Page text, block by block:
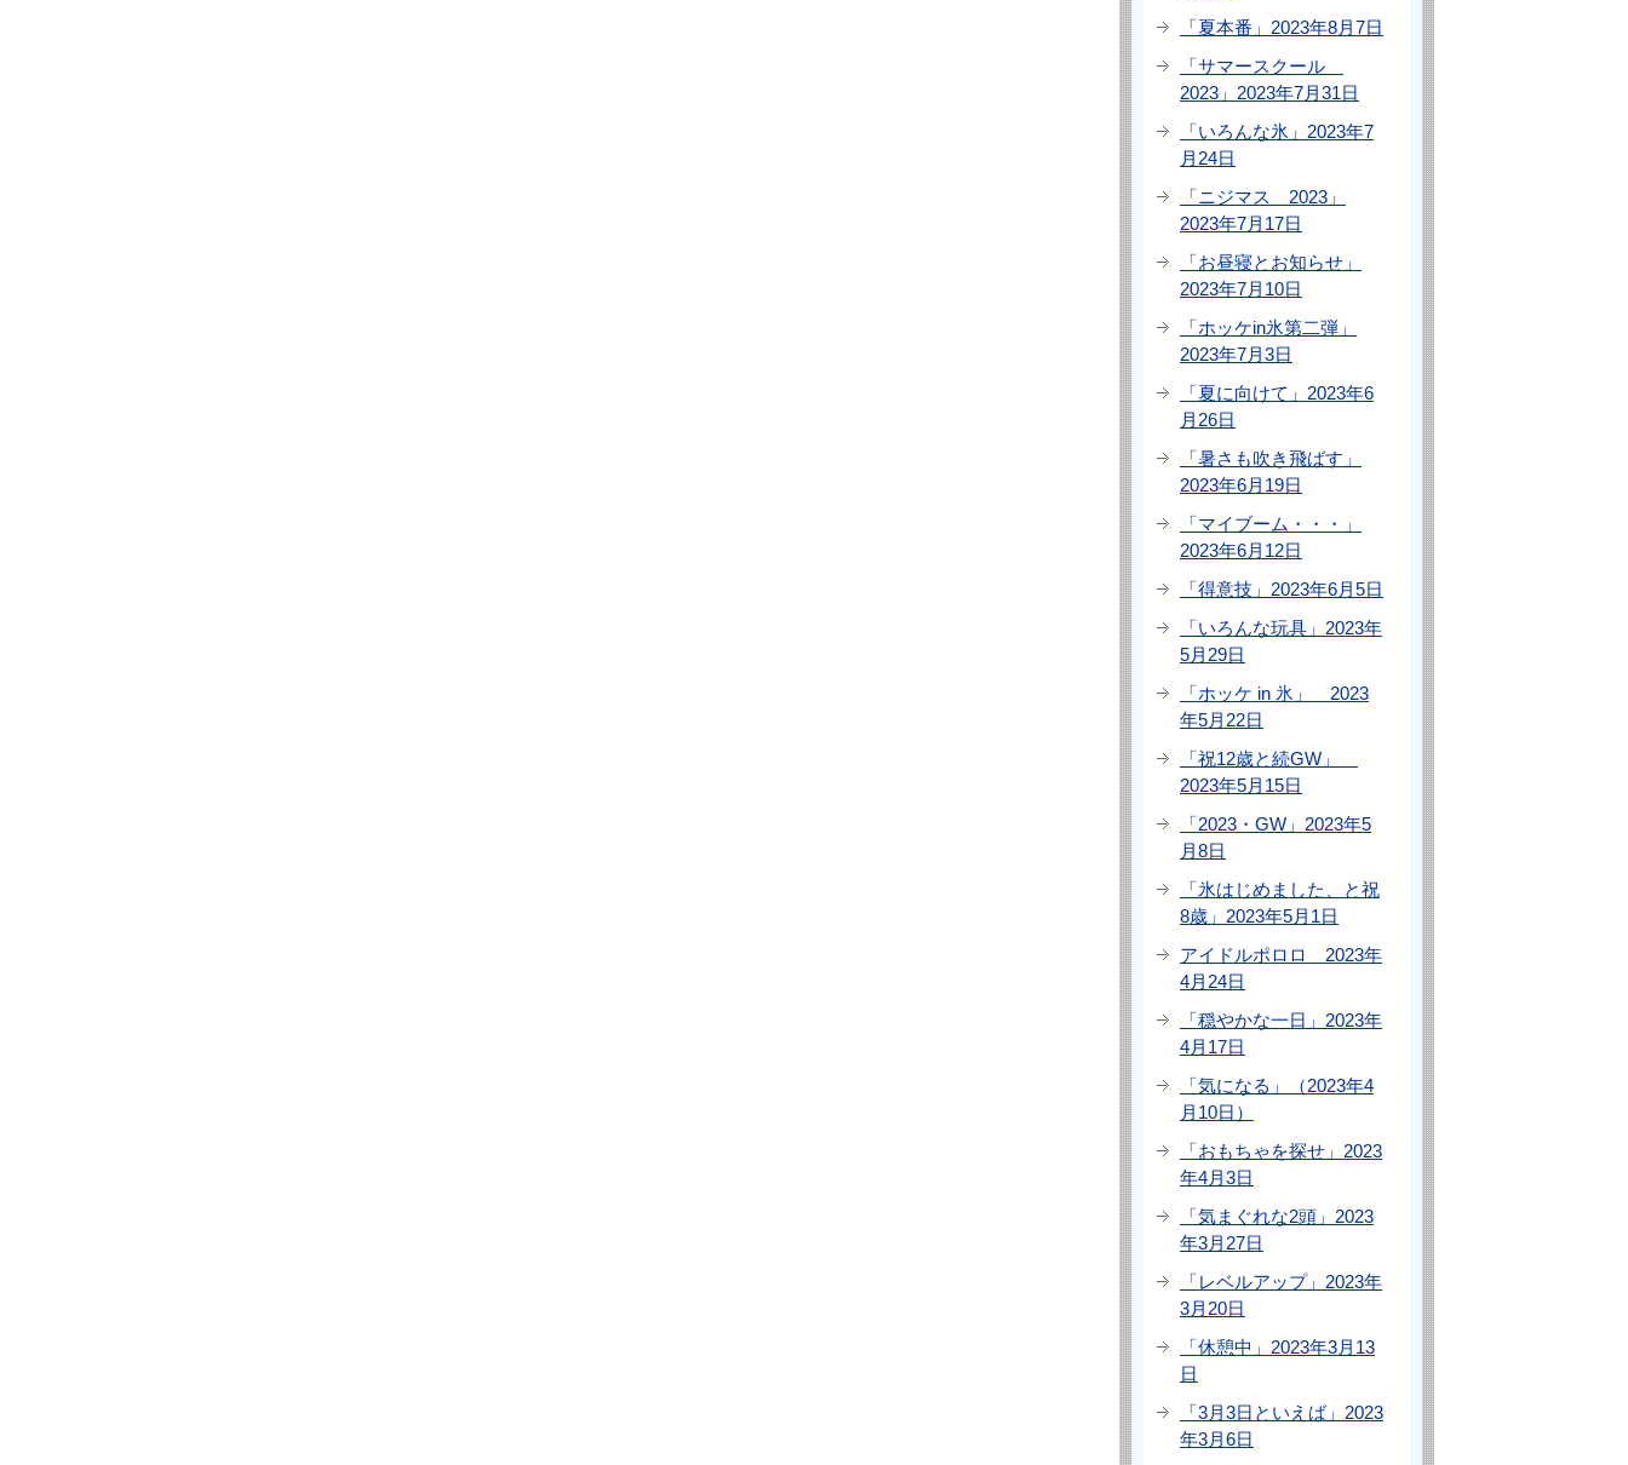
「夏本番」2023年8月7日
「サマースクール
2023」2023年7月31日
「いろんな氷」2023年7
月24日
「ニジマス 2023」
2023年7月17日
「お昼寝とお知らせ」
2023年7月10日
「ホッケin氷第二弾」
2023年7月3日
「夏に向けて」2023年6
月26日
「暑さも吹き飛ばす」
2023年6月19日
「マイブーム・・・」
2023年6月12日
「得意技」2023年6月5日
「いろんな玩具」2023年
5月29日
「ホッケ in 氷」 2023
年5月22日
「祝12歳と続GW」
2023年5月15日
「2023・GW」2023年5
月8日
「氷はじめました、と祝
8歳」2023年5月1日
アイドルポロロ 2023年
4月24日
「穏やかな一日」2023年
4月17日
「気になる」（2023年4
月10日）
「おもちゃを探せ」2023
年4月3日
「気まぐれな2頭」2023
年3月27日
「レベルアップ」2023年
3月20日
「休憩中」2023年3月13
日
「3月3日といえば」2023
年3月6日